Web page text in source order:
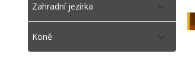
Zahradní jezírka
Koně